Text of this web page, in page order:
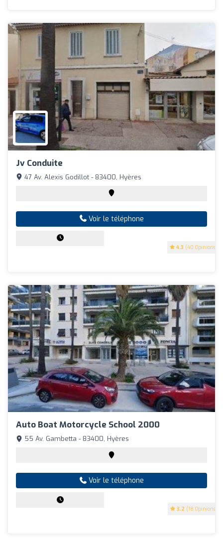
Jv Conduite
4.3 (40 Opinions)
47 Av. Alexis Godillot - 83400, Hyères
Voir le téléphone
Auto Boat Motorcycle School 2000
3.2 (18 Opinions)
55 Av. Gambetta - 83400, Hyères
Voir le téléphone